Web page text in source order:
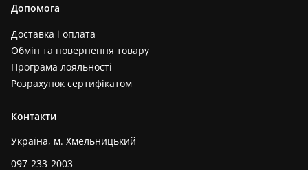
Допомога
Доставка і оплата
Обмін та повернення товару
Програма лояльності
Розрахунок сертифікатом
Контакти
Україна, м. Хмельницький
097-233-2003